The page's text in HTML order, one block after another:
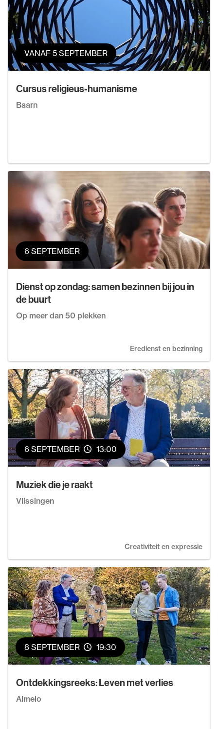
VANAF 5 SEPTEMBER
Cursus religieus-humanisme
Baarn
6 SEPTEMBER
Dienst op zondag: samen bezinnen bij jou in
de buurt
Op meer dan 50 plekken
Eredienst en bezinning
6 SEPTEMBER 13:00
Muziek die je raakt
Vlissingen
Creativiteit en expressie
8 SEPTEMBER 19:30
Ontdekkingsreeks: Leven met verlies
Almelo